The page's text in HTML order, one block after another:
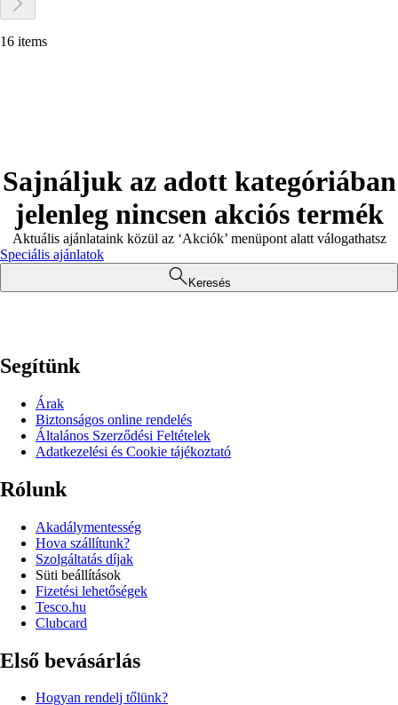
16 items
Sajnáljuk az adott kategóriában
jelenleg nincsen akciós termék
Aktuális ajánlataink közül az ‘Akciók’ menüpont alatt válogathatsz
Speciális ajánlatok
Keresés
Segítünk
Árak
Biztonságos online rendelés
Általános Szerződési Feltételek
Adatkezelési és Cookie tájékoztató
Rólunk
Akadálymentesség
Hova szállítunk?
Szolgáltatás díjak
Süti beállítások
Fizetési lehetőségek
Tesco.hu
Clubcard
Első bevásárlás
Hogyan rendelj tőlünk?